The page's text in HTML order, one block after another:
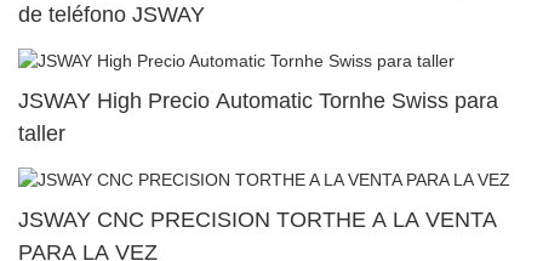
de teléfono JSWAY
JSWAY High Precio Automatic Tornhe Swiss para
taller
JSWAY CNC PRECISION TORTHE A LA VENTA
PARA LA VEZ